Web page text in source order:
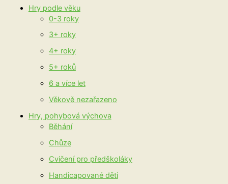
Hry podle věku
0-3 roky
3+ roky
4+ roky
5+ roků
6 a více let
Věkově nezařazeno
Hry, pohybová výchova
Běhání
Chůze
Cvičení pro předškoláky
Handicapované děti